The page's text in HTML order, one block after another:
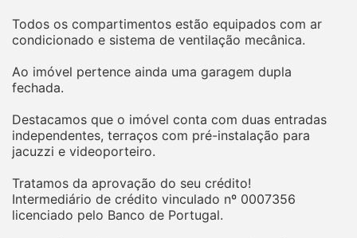
Todos os compartimentos estão equipados com ar
condicionado e sistema de ventilação mecânica.
Ao imóvel pertence ainda uma garagem dupla
fechada.
Destacamos que o imóvel conta com duas entradas
independentes, terraços com pré-instalação para
jacuzzi e videoporteiro.
Tratamos da aprovação do seu crédito!
Intermediário de crédito vinculado nº 0007356
licenciado pelo Banco de Portugal.